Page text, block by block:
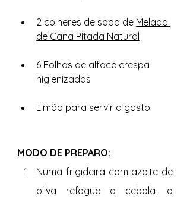
2 colheres de sopa de Melado
de Cana Pitada Natural
6 Folhas de alface crespa
higienizadas
Limão para servir a gosto
MODO DE PREPARO:
Numa frigideira com azeite de
oliva refogue a cebola, o